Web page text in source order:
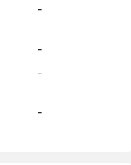
-
-
-
-